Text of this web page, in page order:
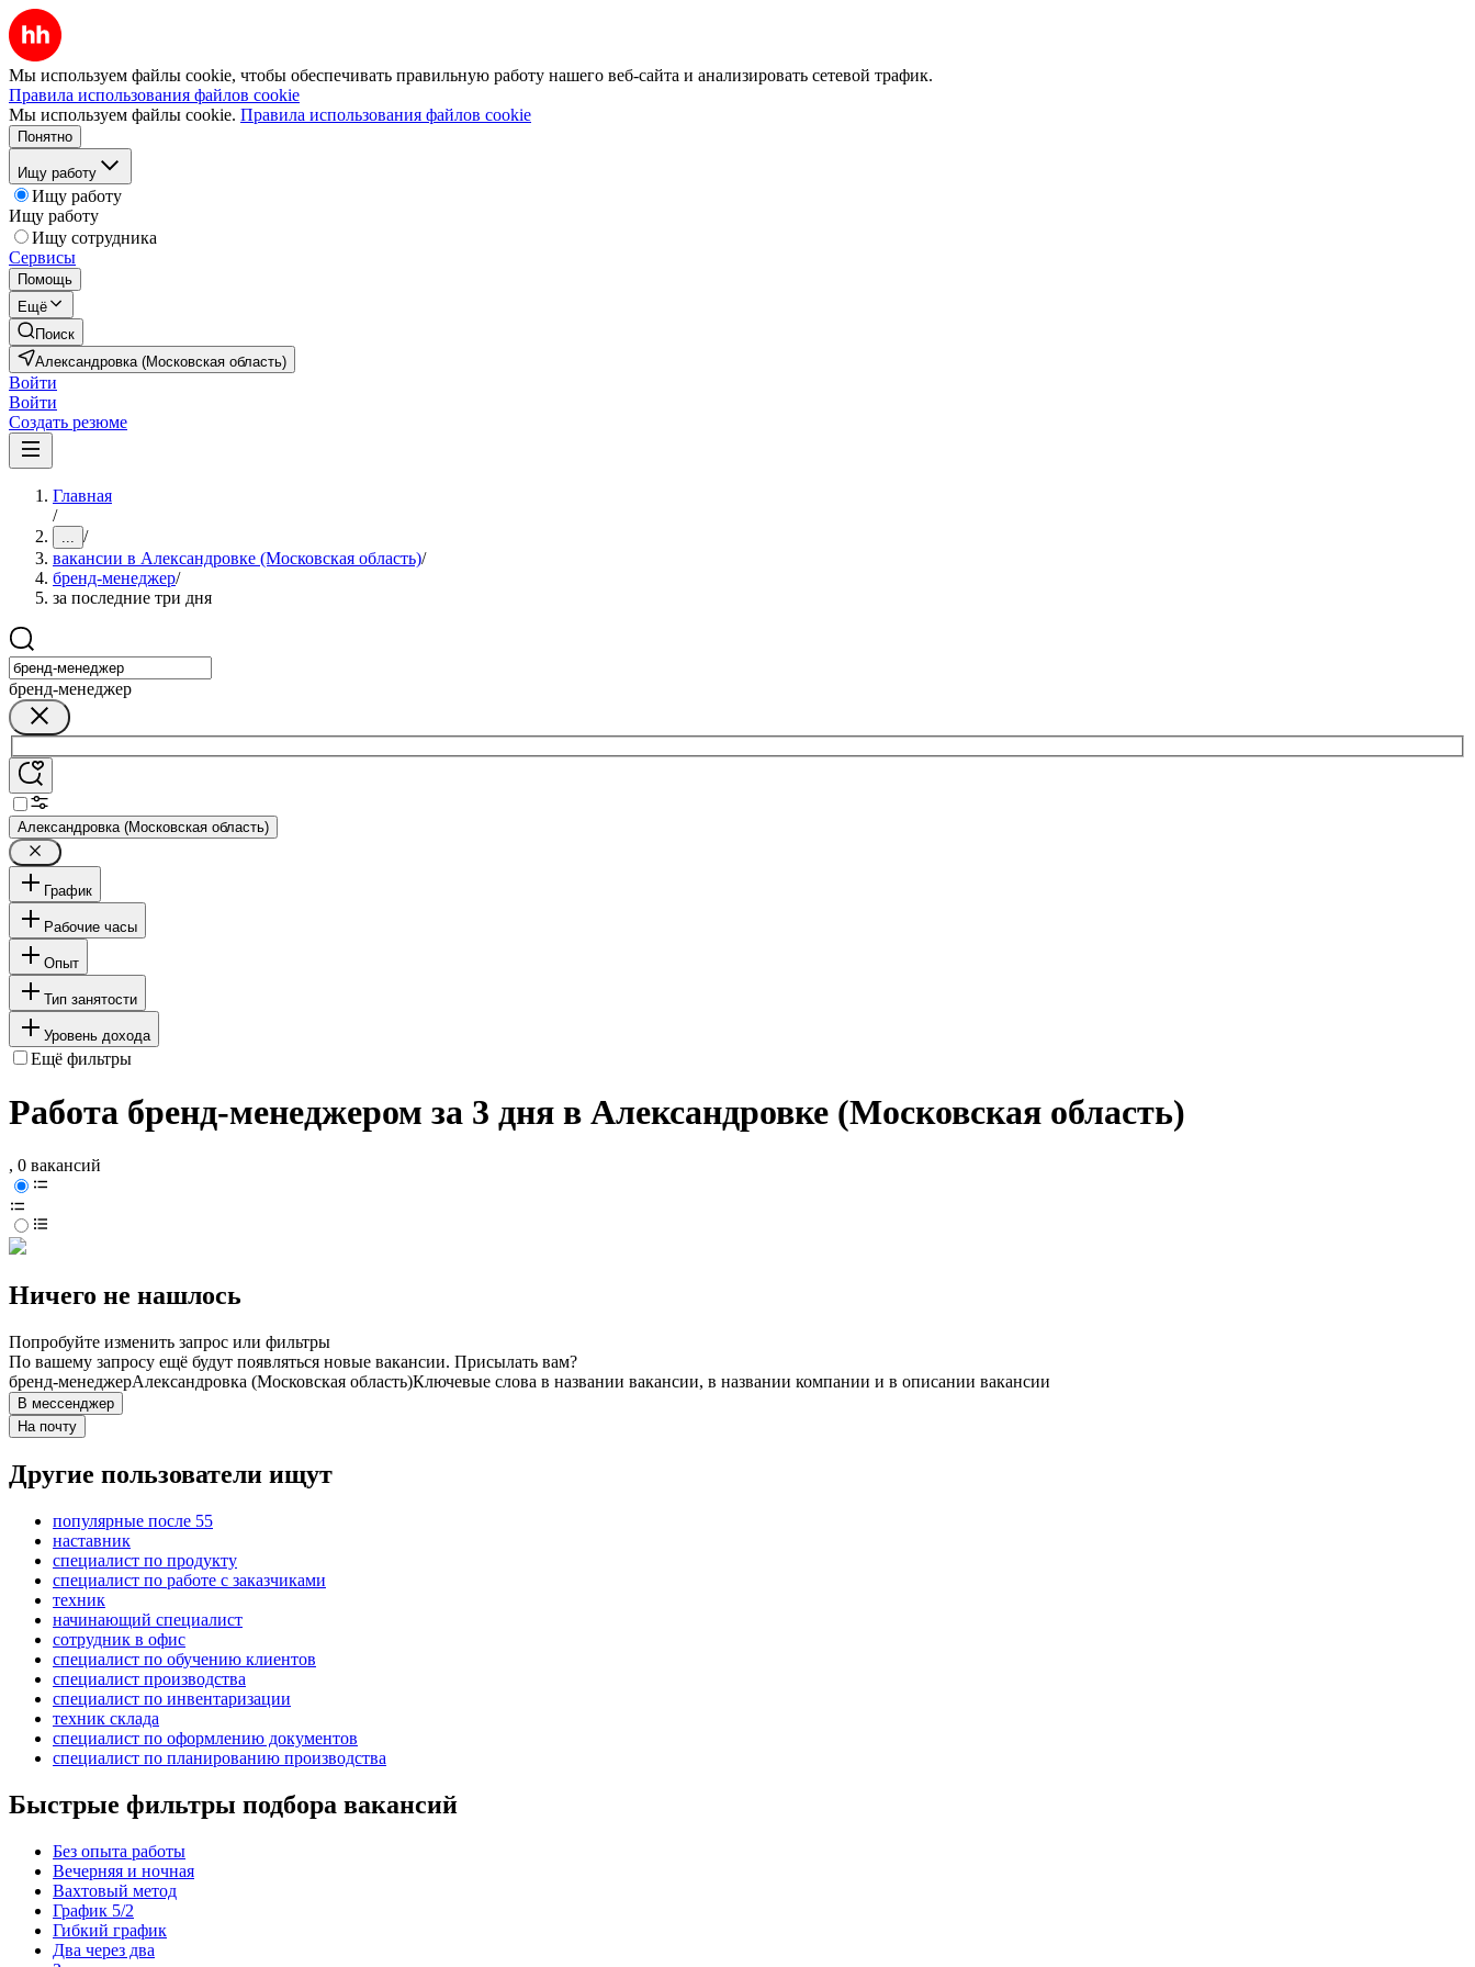
Мы используем файлы cookie, чтобы обеспечивать правильную работу нашего веб-сайта и анализировать сетевой трафик.
Правила использования файлов cookie
Мы используем файлы cookie. Правила использования файлов cookie
Понятно
Ищу работу
Ищу работу
Ищу работу
Ищу сотрудника
Сервисы
Помощь
Ещё
Поиск
Александровка (Московская область)
Войти
Войти
Создать резюме
Главная
/
... /
вакансии в Александровке (Московская область)/
бренд-менеджер/
за последние три дня
бренд-менеджер
Александровка (Московская область)
График
Рабочие часы
Опыт
Тип занятости
Уровень дохода
Ещё фильтры
Работа бренд-менеджером за 3 дня в Александровке (Московская область)
, 0 вакансий
Ничего не нашлось
Попробуйте изменить запрос или фильтры
По вашему запросу ещё будут появляться новые вакансии. Присылать вам?
бренд-менеджерАлександровка (Московская область)Ключевые слова в названии вакансии, в названии компании и в описании вакансии
В мессенджер
На почту
Другие пользователи ищут
популярные после 55
наставник
специалист по продукту
специалист по работе с заказчиками
техник
начинающий специалист
сотрудник в офис
специалист по обучению клиентов
специалист производства
специалист по инвентаризации
техник склада
специалист по оформлению документов
специалист по планированию производства
Быстрые фильтры подбора вакансий
Без опыта работы
Вечерняя и ночная
Вахтовый метод
График 5/2
Гибкий график
Два через два